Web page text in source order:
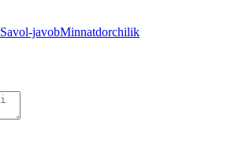
Savol-javobMinnatdorchilik